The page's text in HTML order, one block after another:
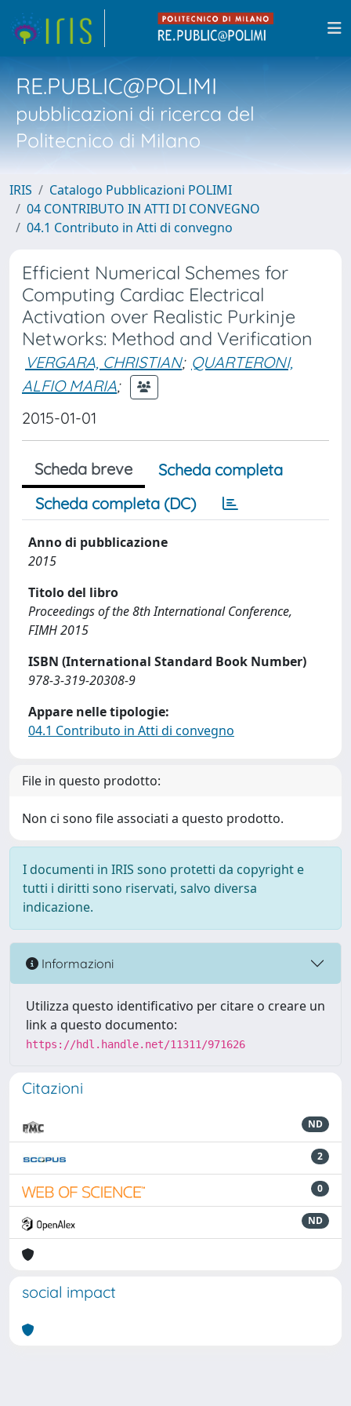
RE.PUBLIC@POLIMI
pubblicazioni di ricerca del
Politecnico di Milano
IRIS
Catalogo Pubblicazioni POLIMI
04 CONTRIBUTO IN ATTI DI CONVEGNO
04.1 Contributo in Atti di convegno
Efficient Numerical Schemes for
Computing Cardiac Electrical
Activation over Realistic Purkinje
Networks: Method and Verification
VERGARA, CHRISTIAN; QUARTERONI,
ALFIO MARIA;
2015-01-01
Scheda breve
Scheda completa
Scheda completa (DC)
Anno di pubblicazione
2015
Titolo del libro
Proceedings of the 8th International Conference,
FIMH 2015
ISBN (International Standard Book Number)
978-3-319-20308-9
Appare nelle tipologie:
04.1 Contributo in Atti di convegno
File in questo prodotto:
Non ci sono file associati a questo prodotto.
I documenti in IRIS sono protetti da copyright e
tutti i diritti sono riservati, salvo diversa
indicazione.
Informazioni
Utilizza questo identificativo per citare o creare un
link a questo documento:
https://hdl.handle.net/11311/971626
Citazioni
ND
2
0
ND
social impact